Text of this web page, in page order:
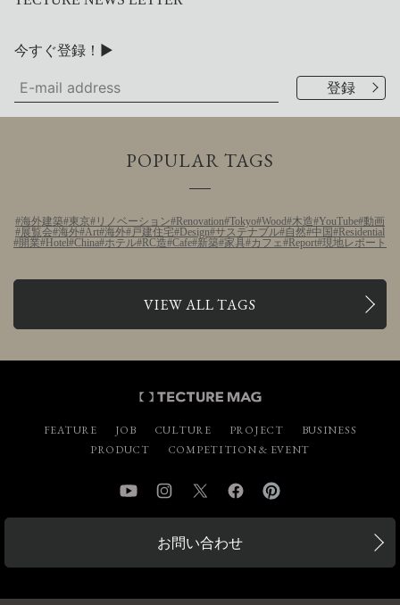
今すぐ登録！▶
POPULAR TAGS
海外建築 東京 リノベーション Renovation Tokyo Wood 木造 YouTube 動画
展覧会 海外 Art 海外 戸建住宅 Design サステナブル 自然 中国
Residential
開業
Hotel China ホテル RC造 Cafe 新築 家具 カフェ Report 現地レポート
VIEW ALL TAGS
FEATURE JOB CULTURE PROJECT
BUSINESS
PRODUCT
COMPETITION & EVENT
YouTube InstagramTwitter Facebook
お問い合わせ